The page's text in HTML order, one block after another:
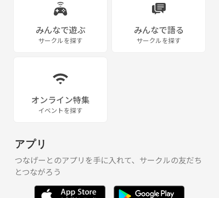
具体的に特殊イベントとは…
みなさんでお化け屋敷にチャレンジしたり、
また、夜の川辺で火を囲んでBBＱ怪談会したり、廃墟怪談会とかやった
まだまだ他にもやりたい事はありますので参加協力を！
「今、ここで、この時しか聞けない話」
というコンセプトですのでリアルな人間が話すリアル感にこだわってま
みんなで遊ぶ
サークルを探す
みんなで語る
サークルを探す
オンライン特集
イベントを探す
アプリ
つなげーとのアプリを手に入れて、サークルの友だち
とつながろう